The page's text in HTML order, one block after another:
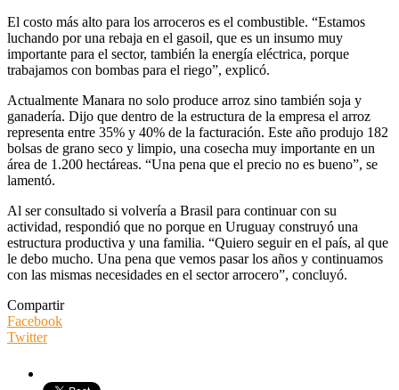
El costo más alto para los arroceros es el combustible. “Estamos
luchando por una rebaja en el gasoil, que es un insumo muy
importante para el sector, también la energía eléctrica, porque
trabajamos con bombas para el riego”, explicó.
Actualmente Manara no solo produce arroz sino también soja y
ganadería. Dijo que dentro de la estructura de la empresa el arroz
representa entre 35% y 40% de la facturación. Este año produjo 182
bolsas de grano seco y limpio, una cosecha muy importante en un
área de 1.200 hectáreas. “Una pena que el precio no es bueno”, se
lamentó.
Al ser consultado si volvería a Brasil para continuar con su
actividad, respondió que no porque en Uruguay construyó una
estructura productiva y una familia. “Quiero seguir en el país, al que
le debo mucho. Una pena que vemos pasar los años y continuamos
con las mismas necesidades en el sector arrocero”, concluyó.
Compartir
Facebook
Twitter